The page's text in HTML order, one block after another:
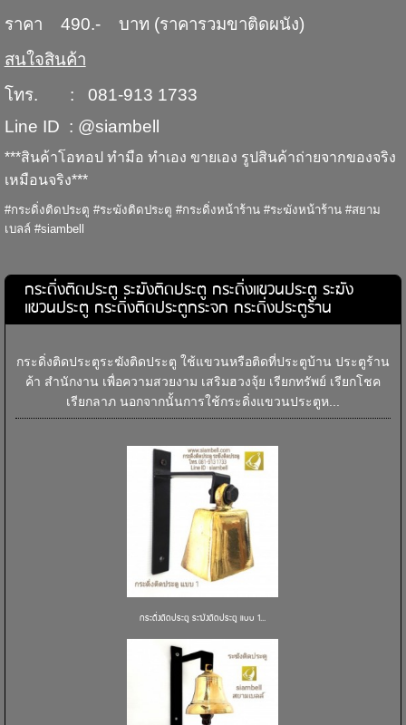
ราคา 490.- บาท (ราคารวมขาติดผนัง)
สนใจสินค้า
โทร. : 081-913 1733
Line ID : @siambell
***สินค้าโอทอป ทำมือ ทำเอง ขายเอง รูปสินค้าถ่ายจากของจริง
เหมือนจริง***
#กระดิ่งติดประตู #ระฆังติดประตู #กระดิ่งหน้าร้าน #ระฆังหน้าร้าน #สยาม
เบลล์ #siambell
กระดิ่งติดประตู ระฆังติดประตู กระดิ่งแขวนประตู ระฆัง
แขวนประตู กระดิ่งติดประตูกระจก กระดิ่งประตูร้าน
กระดิ่งติดประตูระฆังติดประตู ใช้แขวนหรือติดที่ประตูบ้าน ประตูร้าน
ค้า สำนักงาน เพื่อความสวยงาม เสริมฮวงจุ้ย เรียกทรัพย์ เรียกโชค
เรียกลาภ นอกจากนั้นการใช้กระดิ่งแขวนประตูห...
กระดิ่งติดประตู ระฆังติดประตู แบบ 1...